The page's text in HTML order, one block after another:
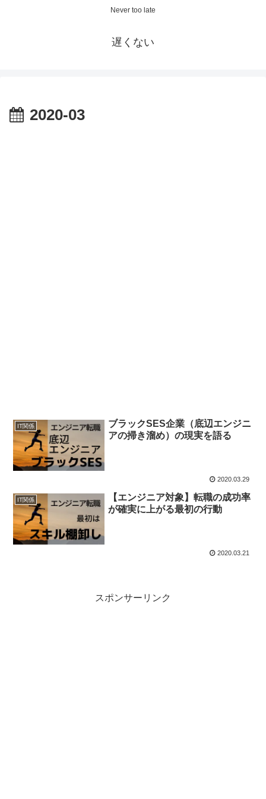
Never too late
遅くない
2020-03
IT関係
ブラックSES企業（底辺エンジニ
アの掃き溜め）の現実を語る
2020.03.29
IT関係
【エンジニア対象】転職の成功率
が確実に上がる最初の行動
2020.03.21
スポンサーリンク